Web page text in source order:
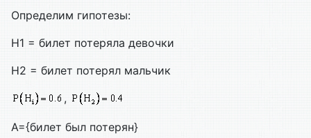
Определим гипотезы:
H1 = билет потеряла девочки
H2 = билет потерял мальчик
,
A={билет был потерян}